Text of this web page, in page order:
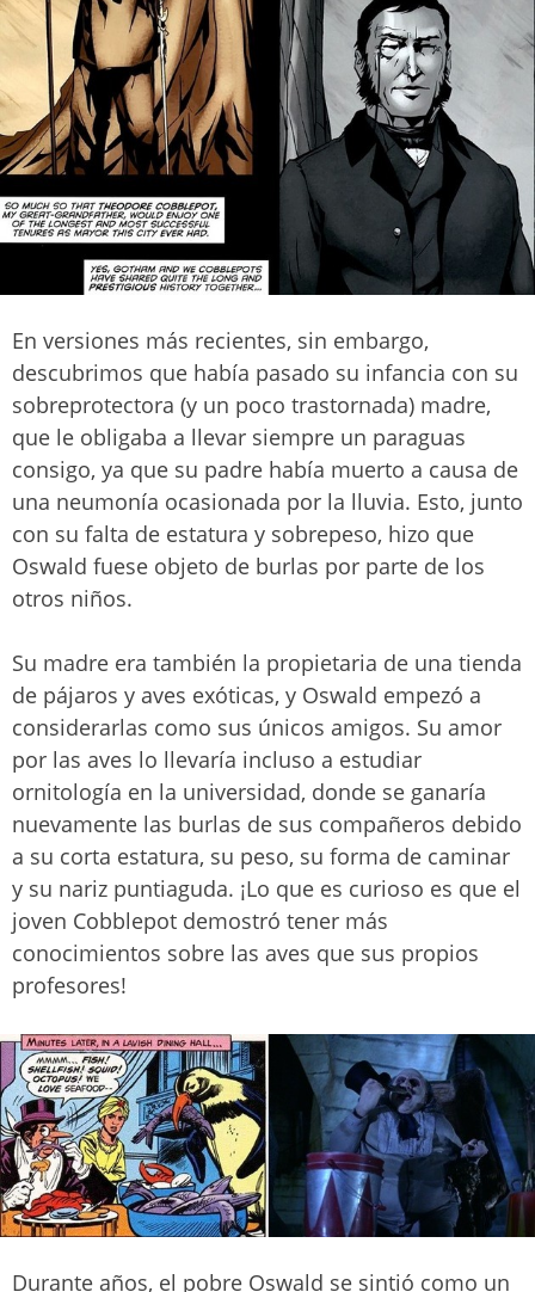
En versiones más recientes, sin embargo,
descubrimos que había pasado su infancia con su
sobreprotectora (y un poco trastornada) madre,
que le obligaba a llevar siempre un paraguas
consigo, ya que su padre había muerto a causa de
una neumonía ocasionada por la lluvia. Esto, junto
con su falta de estatura y sobrepeso, hizo que
Oswald fuese objeto de burlas por parte de los
otros niños.
Su madre era también la propietaria de una tienda
de pájaros y aves exóticas, y Oswald empezó a
considerarlas como sus únicos amigos. Su amor
por las aves lo llevaría incluso a estudiar
ornitología en la universidad, donde se ganaría
nuevamente las burlas de sus compañeros debido
a su corta estatura, su peso, su forma de caminar
y su nariz puntiaguda. ¡Lo que es curioso es que el
joven Cobblepot demostró tener más
conocimientos sobre las aves que sus propios
profesores!
Durante años, el pobre Oswald se sintió como un